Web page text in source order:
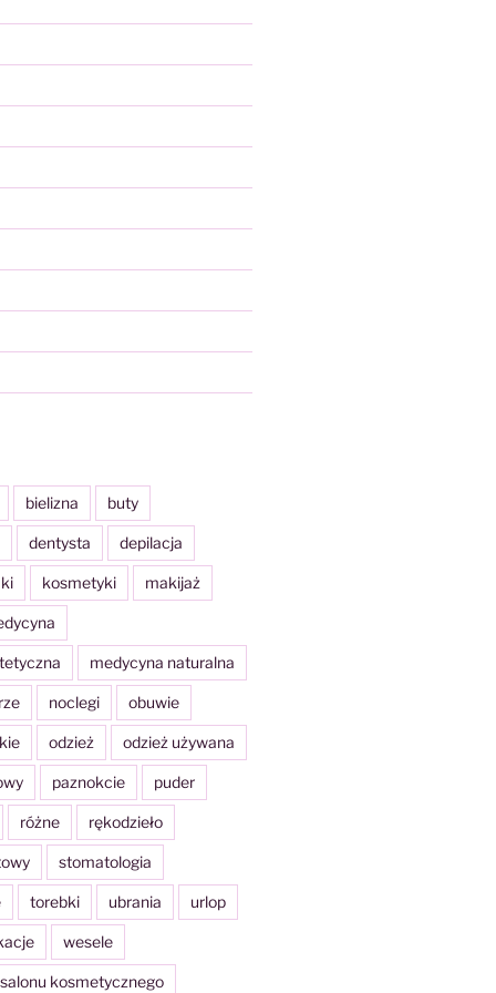
bielizna buty
dentysta depilacja
kosmetyki makijaż
medycyna naturalna
noclegi obuwie
odzież odzież używana
paznokcie puder
różne rękodzieło
stomatologia
torebki ubrania urlop
wesele
kosmetycznego